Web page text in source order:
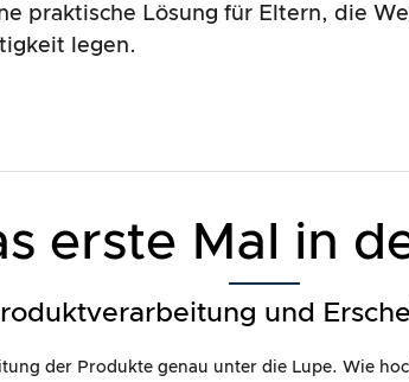
praktische Lösung für Eltern, die
legen.
erste Mal in
und
der Produkte genau unter die Lupe. Wie